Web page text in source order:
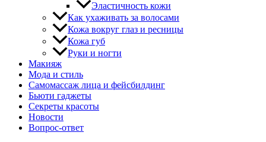
Эластичность кожи
Как ухаживать за волосами
Кожа вокруг глаз и ресницы
Кожа губ
Руки и ногти
Макияж
Мода и стиль
Самомассаж лица и фейсбилдинг
Бьюти гаджеты
Секреты красоты
Новости
Вопрос-ответ